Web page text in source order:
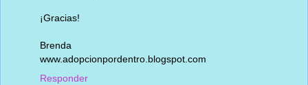
¡Gracias!
Brenda
www.adopcionpordentro.blogspot.com
Responder